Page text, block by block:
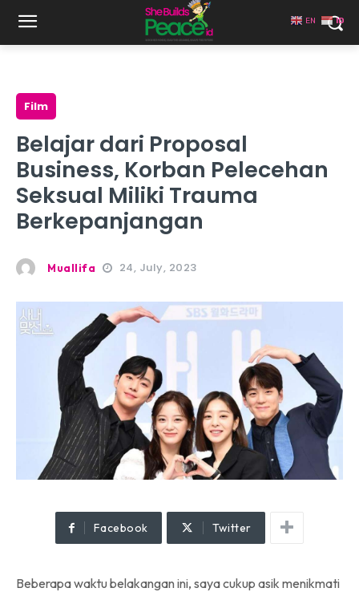
Film
Belajar dari Proposal
Business, Korban Pelecehan
Seksual Miliki Trauma
Berkepanjangan
Muallifa 24, July, 2023
Facebook Twitter
Beberapa waktu belakangan ini, saya cukup asik menikmati
EN ID